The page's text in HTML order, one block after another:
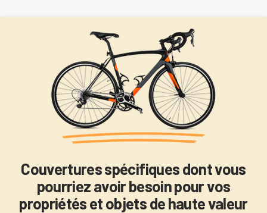
Couvertures spécifiques dont vous
pourriez avoir besoin pour vos
propriétés et objets de haute valeur